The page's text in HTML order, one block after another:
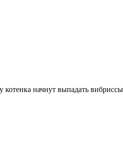
начнут выпадать